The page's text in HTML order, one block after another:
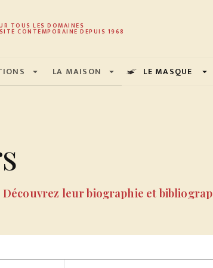
PIED DE PAGE
TOUS LES DOMAINES
CONTEMPORAINE DEPUIS 1968
arrow_drop_down LA MAISON arrow_drop_down LE MASQUE arrow_drop_down
leur biographie et bibliograp